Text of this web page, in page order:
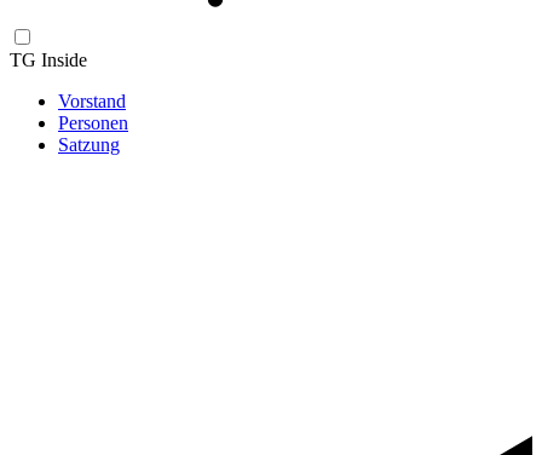
TG Inside
Vorstand
Personen
Satzung